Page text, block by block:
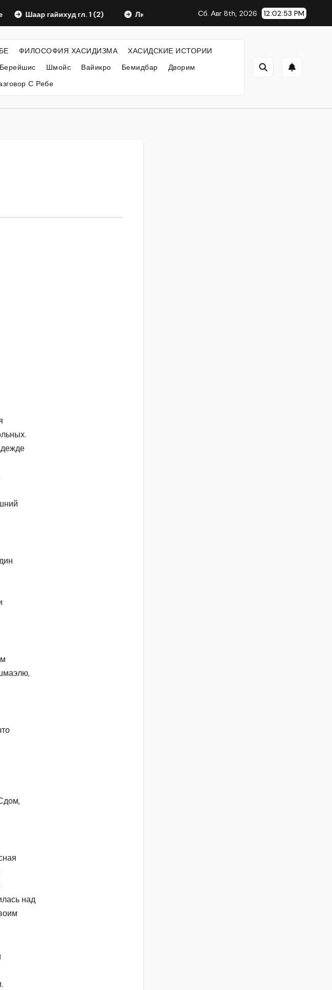
Шаар гайихуд гл. 1 (2) Любавический Ребе ФИЛОСОФИЯ ХАСИДИЗМА
Сб. Авг 8th, 2026 12:02:53 PM
ФИЛОСОФИЯ ХАСИДИЗМА
ХАСИДСКИЕ ИСТОРИИ
Берейшис Шмойс Вайикро Бемидбар
Дворим
С Ребе
над